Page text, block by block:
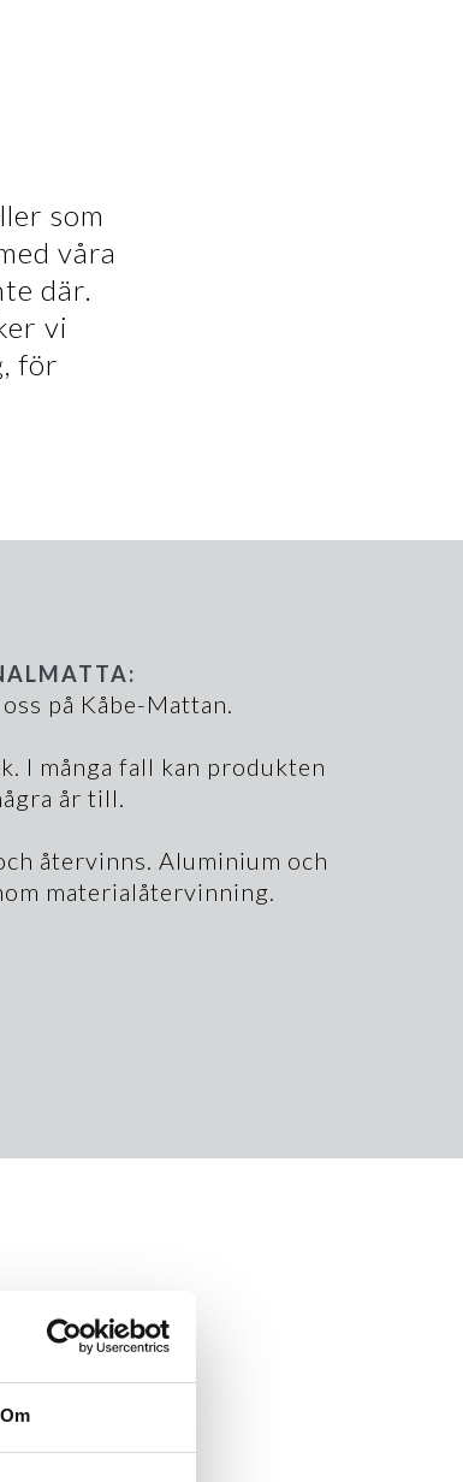
Om
som
våra
där.
vi
för
på Kåbe-Mattan.
I många fall kan produkten
år till.
återvinns. Aluminium och
materialåtervinning.